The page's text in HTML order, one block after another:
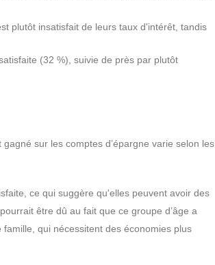
plutôt insatisfait de leurs taux d'intérêt, tandis
(32 %), suivie de près par plutôt
sur les comptes d’épargne varie selon les
ce qui suggère qu'elles peuvent avoir des
être dû au fait que ce groupe d’âge a
qui nécessitent des économies plus